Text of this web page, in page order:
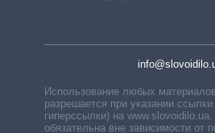
Использование любых
разрешается при указании
гиперссылки) на
обязательна вне зависимости от